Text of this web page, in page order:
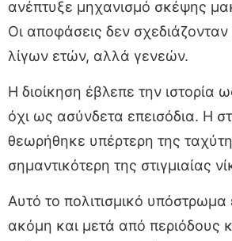
ανέπτυξε μηχανισμό σκέψης
Οι αποφάσεις δεν σχεδιάζονταν
λίγων ετών, αλλά γενεών.
Η διοίκηση έβλεπε την ιστορία
όχι ως ασύνδετα επεισόδια. Η
θεωρήθηκε υπέρτερη της
σημαντικότερη της στιγμιαίας
Αυτό το πολιτισμικό υπόστρωμα
ακόμη και μετά από περιόδους